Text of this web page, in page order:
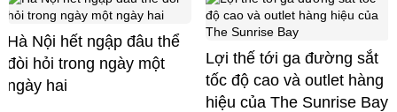
Hà Nội hết ngập đâu thể
đòi hỏi trong ngày một
ngày hai
Lợi thế tới ga đường sắt
tốc độ cao và outlet hàng
hiệu của The Sunrise Bay